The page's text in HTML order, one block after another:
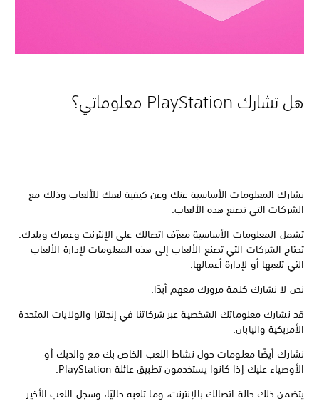
هل تشارك PlayStation معلوماتي؟
نشارك المعلومات الأساسية عنك وعن كيفية لعبك للألعاب وذلك مع
الشركات التي تصنع هذه الألعاب.
تشمل المعلومات الأساسية معرّف اتصالك على الإنترنت وعمرك وبلدك.
تحتاج الشركات التي تصنع الألعاب إلى هذه المعلومات لإدارة الألعاب
التي تلعبها أو لإدارة أعمالها.
نحن لا نشارك كلمة مرورك معهم أبدًا.
قد نشارك معلوماتك الشخصية عبر شركاتنا في إنجلترا والولايات المتحدة
الأمريكية واليابان.
نشارك أيضًا معلومات حول نشاط اللعب الخاص بك مع والديك أو
الأوصياء عليك إذا كانوا يستخدمون تطبيق عائلة PlayStation.
يتضمن ذلك حالة اتصالك بالإنترنت، وما تلعبه حاليًا، وسجل اللعب الأخير